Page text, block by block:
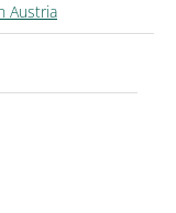
Austria